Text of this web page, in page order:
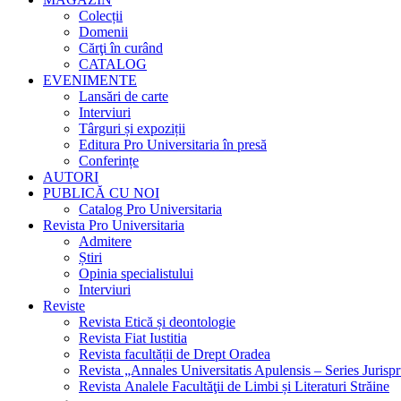
Colecții
Domenii
Cărţi în curând
CATALOG
EVENIMENTE
Lansări de carte
Interviuri
Târguri și expoziții
Editura Pro Universitaria în presă
Conferințe
AUTORI
PUBLICĂ CU NOI
Catalog Pro Universitaria
Revista Pro Universitaria
Admitere
Știri
Opinia specialistului
Interviuri
Reviste
Revista Etică și deontologie
Revista Fiat Iustitia
Revista facultății de Drept Oradea
Revista „Annales Universitatis Apulensis – Series
Revista Analele Facultăţii de Limbi și Literaturi Străine